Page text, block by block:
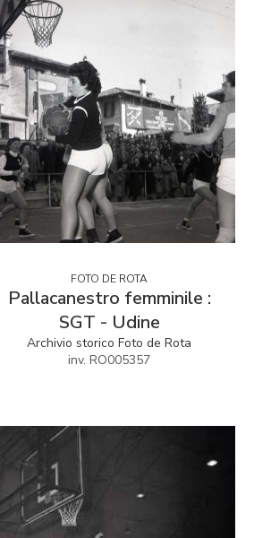
FOTO DE ROTA
Pallacanestro femminile :
SGT - Udine
Archivio storico Foto de Rota
inv. RO005357